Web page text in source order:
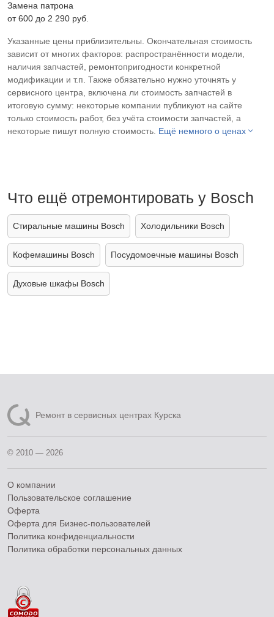
Замена патрона
от 600 до 2 290 pyб.
Указанные цены приблизительны. Окончательная стоимость
зависит от многих факторов: распространённости модели,
наличия запчастей, ремонтопригодности конкретной
модификации и т.п. Также обязательно нужно уточнять у
сервисного центра, включена ли стоимость запчастей в
итоговую сумму: некоторые компании публикуют на сайте
только стоимость работ, без учёта стоимости запчастей, а
некоторые пишут полную стоимость. Ещё немного о ценах
Что ещё отремонтировать у Bosch
Стиральные машины Bosch Холодильники Bosch
Кофемашины Bosch Посудомоечные машины Bosch
Духовые шкафы Bosch
Ремонт в сервисных центрах Курска
© 2010 — 2026
О компании
Пользовательское соглашение
Оферта
Оферта для Бизнес-пользователей
Политика конфиденциальности
Политика обработки персональных данных